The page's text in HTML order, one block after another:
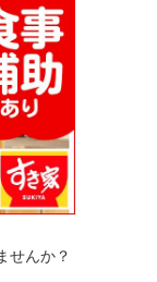
せんか？